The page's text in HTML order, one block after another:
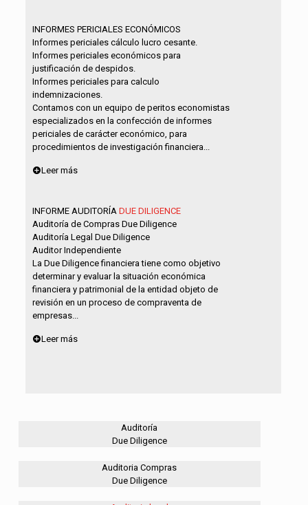
INFORMES PERICIALES ECONÓMICOS
Informes periciales cálculo lucro cesante.
Informes periciales económicos para
justificación de despidos.
Informes periciales para calculo
indemnizaciones.
Contamos con un equipo de peritos economistas
especializados en la confección de informes
periciales de carácter económico, para
procedimientos de investigación financiera...
Leer más
INFORME AUDITORÍA DUE DILIGENCE
Auditoría de Compras Due Diligence
Auditoría Legal Due Diligence
Auditor Independiente
La Due Diligence financiera tiene como objetivo
determinar y evaluar la situación económica
financiera y patrimonial de la entidad objeto de
revisión en un proceso de compraventa de
empresas...
Leer más
Auditoría
Due Diligence
Auditoria Compras
Due Diligence